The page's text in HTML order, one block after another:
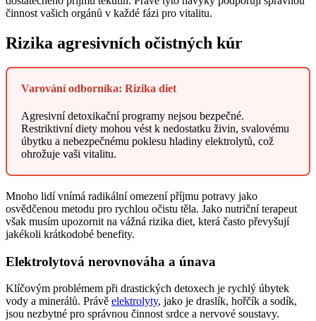
činnost vašich orgánů v každé fázi pro vitalitu.
Rizika agresivních očistných kúr
Varování odborníka: Rizika diet
Agresivní detoxikační programy nejsou bezpečné.
Restriktivní diety mohou vést k nedostatku živin, svalovému
úbytku a nebezpečnému poklesu hladiny elektrolytů, což
ohrožuje vaši vitalitu.
Mnoho lidí vnímá radikální omezení příjmu potravy jako
osvědčenou metodu pro rychlou očistu těla. Jako nutriční terapeut
však musím upozornit na vážná rizika diet, která často převyšují
jakékoli krátkodobé benefity.
Elektrolytová nerovnováha a únava
Klíčovým problémem při drastických detoxech je rychlý úbytek
vody a minerálů. Právě elektrolyty, jako je draslík, hořčík a sodík,
jsou nezbytné pro správnou činnost srdce a nervové soustavy.